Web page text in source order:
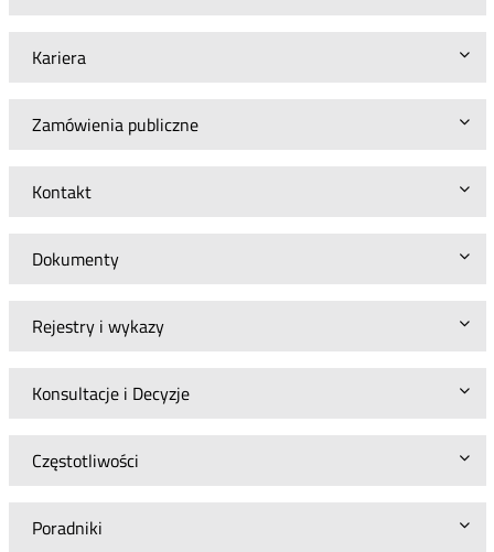
Kariera
Zamówienia publiczne
Kontakt
Dokumenty
Rejestry i wykazy
Konsultacje i Decyzje
Częstotliwości
Poradniki